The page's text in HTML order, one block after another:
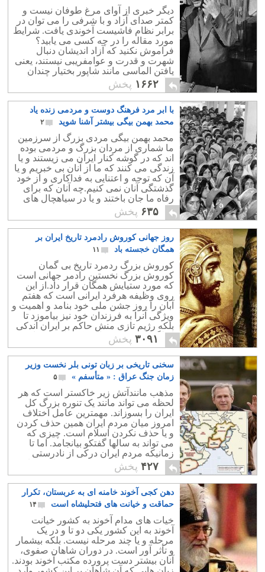
دیگر خبری از آوای مرغ طوفان نیست و
کمتر صدای آزاد و با شرفی را می توان در
برابر نظام فاشیست آخوندی یافت. شرایط
مورد مقاله را در چه کسی می یابید؟
فراموش نکنید که آزاد اندیشان دنبال
شهرت و قدرت و عوامفریبی نیستند، یعنی
یافتن الماسی مانند شاپور بختیار چندان
ساده نیست و چه بسا به مس برسید مانند
موسوی و یا حتی به فاضلابی برسید چون
خمینی!
۱۶۶۲ پخش
با ابر مرد فرهنگ دوست و مردمی زنده یاد
محمد بهمن بیگی بیشتر آشنا شوید
۲
محمد بهمن بیگی مردی بزرگ از سرزمین
ما شماری از مردان بزرگ و مردمی بوده
اند که در گوشه کنار ایران می زیستند و یا
زندگی می کنند که ما از آنان بی خبریم و یا
آن که توجه و اعتنایی به فداکاری و از خود
گذشتگی آنان نمی کنیم.چه آنان که برای
رفاه ما جان باختند و یا در سیاهچال های
ولایت فقیه در حال شکنجه اند.
۶۳۵ پخش
روز جهانی کوروش رادمرد تاریخ ایران بر
همگان خجسته باد
۱۱
کوروش بزرگ ردمرد تاریخ بی گمان
کوروش بزرگ نخستین رادمر جهانی است
که مورد ستیایش همگان قرار داد.از این
روی وظیفه هرفرد ایرانی است که هفتم
آبان را روز جشن ملی خود بنامد و اهمیت و
ویژگی آنرا به فرزندان خود نیز بیاموزد تا
بلکه رژیم تازی منش حاکم بر ایران اندکی
از لگد کوب کردن تاریخ کهنمان خودداری
کند.
۳۰۹۱ پخش
سخنی تاریخی بر زبان تونی بلر نخست وزیر
زمان جنگ عراق : « متأسفم »
۵
مذهب مانندآتش زیر خاکستر است که هر
لحظه می تواند مانند یک تنوره بزرگ کل
ایران را بسوزاند. مهمترین عامل اختلاف
امروز میان مردم ایران همین حذف کردن
و یا حذف نکردن اسلام است. چیزی که
می تواند به سالها گفتکو بیانجامد. اما تا
زمانیکه مردم ایران درکی از نادرستی
مذهب و درستی سیستم دموکراتیک نداشته
باشند ، امیدی به تغییر عمده در اوضاع
نابسامان ایران نخواهد بود.
۴۲۷ پخش
دهن کجی آخوند خامنه ای به عربستان، تکرار
حماقت و خیانت های فتحلیشاه است
۱۴
خی‍ات های مدام آخوند به کشور خیانت
آخوند به این کشور یکی دو تا و در یک
مرحله و یا چند مرحله نیست. بلکه بیشمار
و تأثر آور است. در دوران شاهان صفوی،
آنان بیشتر دست پرورده مکتب آخوند بودند.